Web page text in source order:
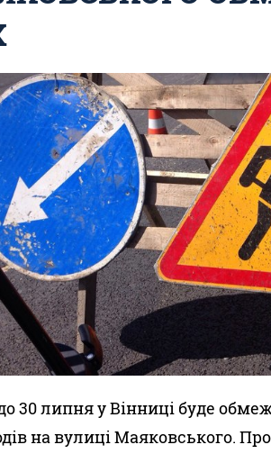
30 липня у Вінниці буде
на вулиці Маяковського.